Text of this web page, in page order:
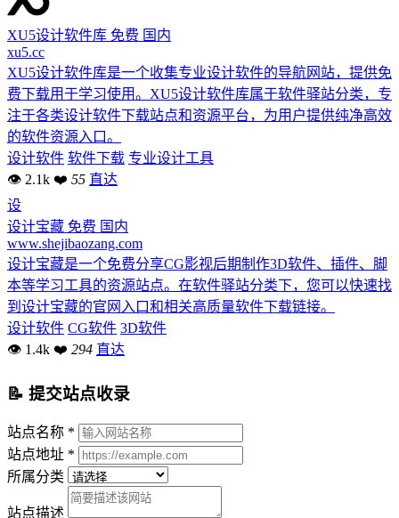
XU5设计软件库 免费 国内
xu5.cc
XU5设计软件库是一个收集专业设计软件的导航网站，提供免
费下载用于学习使用。XU5设计软件库属于软件驿站分类，专
注于各类设计软件下载站点和资源平台，为用户提供纯净高效
的软件资源入口。
设计软件 软件下载 专业设计工具
👁 2.1k ❤ 55 直达
设
设计宝藏 免费 国内
www.shejibaozang.com
设计宝藏是一个免费分享CG影视后期制作3D软件、插件、脚
本等学习工具的资源站点。在软件驿站分类下，您可以快速找
到设计宝藏的官网入口和相关高质量软件下载链接。
设计软件 CG软件 3D软件
👁 1.4k ❤ 294 直达
📝 提交站点收录
站点名称 *
站点地址 *
所属分类
站点描述